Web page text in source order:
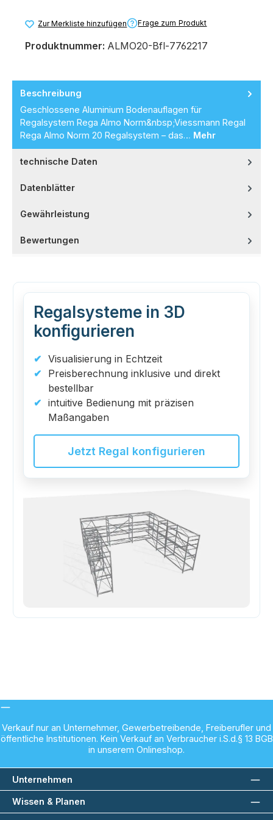
Zur Merkliste hinzufügen Frage zum Produkt
Produktnummer: ALMO20-Bfl-7762217
Beschreibung
Geschlossene Aluminium Bodenauflagen für
Regalsystem Rega Almo Norm&nbsp;Viessmann Regal
Rega Almo Norm 20 Regalsystem – das… Mehr
technische Daten
Datenblätter
Gewährleistung
Bewertungen
Regalsysteme in 3D
konfigurieren
Visualisierung in Echtzeit
Preisberechnung inklusive und direkt
bestellbar
intuitive Bedienung mit präzisen
Maßangaben
Jetzt Regal konfigurieren
Verkauf nur an Unternehmer, Gewerbetreibende, Freiberufler und
öffentliche Institutionen. Kein Verkauf an Verbraucher i.S.d.§ 13 BGB
in unserem Onlineshop.
Unternehmen
Wissen & Planen